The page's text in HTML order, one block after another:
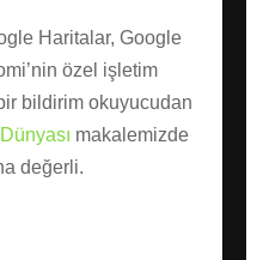
Haritalar, Google
özel işletim
bildirim okuyucudan
makalemizde
değerli.